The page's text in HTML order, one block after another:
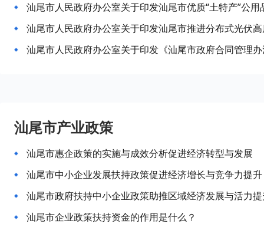
汕尾市人民政府办公室关于印发汕尾市优质“土特产”公
汕尾市人民政府办公室关于印发汕尾市推进分布式光伏
汕尾市人民政府办公室关于印发《汕尾市政府合同管理
汕尾市产业政策
汕尾市惠企政策的实施与成效分析促进经济转型与发展
汕尾市中小企业发展扶持政策促进经济增长与竞争力提升
汕尾市政府扶持中小企业政策助推区域经济发展与活力
汕尾市企业政策扶持资金的作用是什么？